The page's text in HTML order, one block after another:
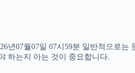
07월07일 07시59분 일반적으로는
하는지 아는 것이 중요합니다.